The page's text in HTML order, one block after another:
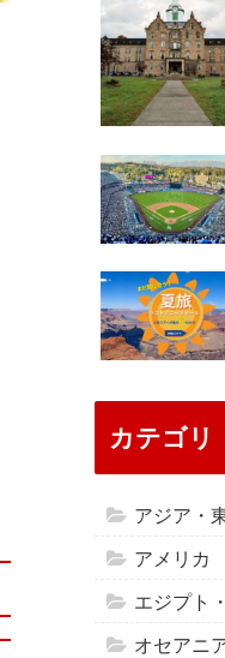
カテゴリ
アジア・
アメリカ
エジプト
オセアニ